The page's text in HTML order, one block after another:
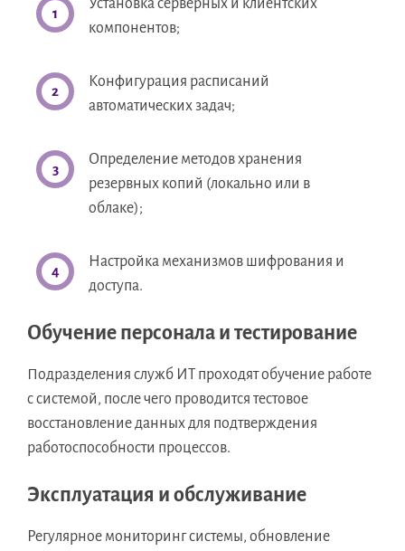
Установка серверных и клиентских
компонентов;
Конфигурация расписаний
автоматических задач;
Определение методов хранения
резервных копий (локально или в
облаке);
Настройка механизмов шифрования и
доступа.
Обучение персонала и тестирование
Подразделения служб ИТ проходят обучение работе
с системой, после чего проводится тестовое
восстановление данных для подтверждения
работоспособности процессов.
Эксплуатация и обслуживание
Регулярное мониторинг системы, обновление